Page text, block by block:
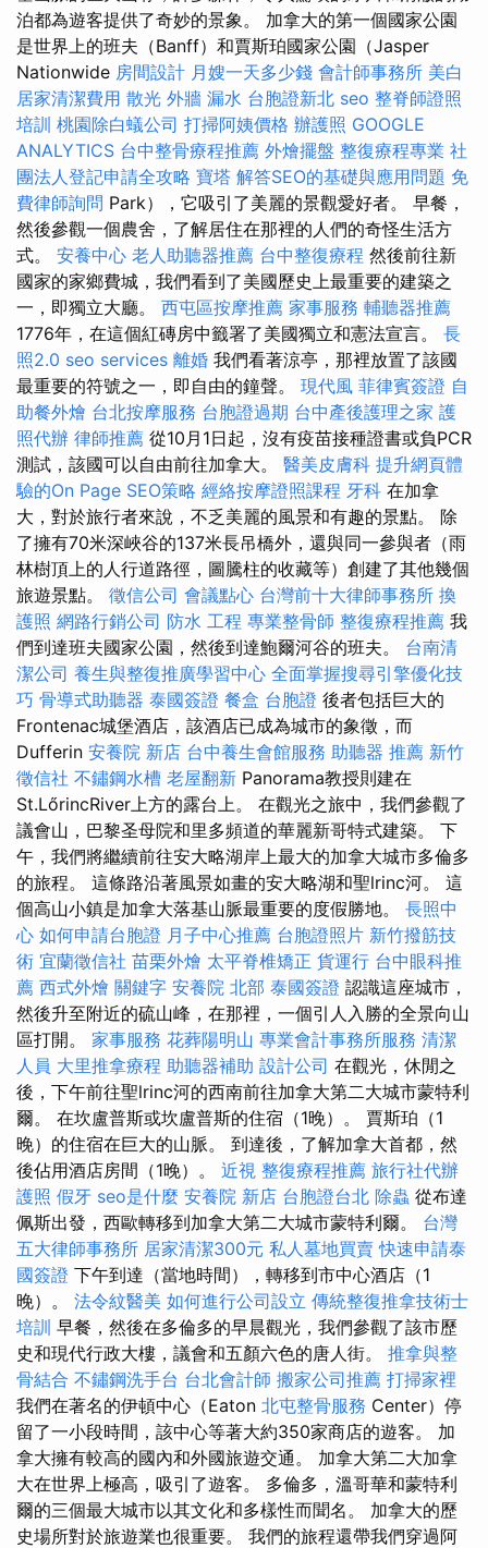
泊都為遊客提供了奇妙的景象。 加拿大的第一個國家公園
是世界上的班夫（Banff）和賈斯珀國家公園（Jasper
Nationwide 房間設計 月嫂一天多少錢 會計師事務所 美白
居家清潔費用 散光 外牆 漏水 台胞證新北 seo 整脊師證照
培訓 桃園除白蟻公司 打掃阿姨價格 辦護照 GOOGLE
ANALYTICS 台中整骨療程推薦 外燴擺盤 整復療程專業 社
團法人登記申請全攻略 寶塔 解答SEO的基礎與應用問題 免
費律師詢問 Park），它吸引了美麗的景觀愛好者。 早餐，
然後參觀一個農舍，了解居住在那裡的人們的奇怪生活方
式。 安養中心 老人助聽器推薦 台中整復療程 然後前往新
國家的家鄉費城，我們看到了美國歷史上最重要的建築之
一，即獨立大廳。 西屯區按摩推薦 家事服務 輔聽器推薦
1776年，在這個紅磚房中籤署了美國獨立和憲法宣言。 長
照2.0 seo services 離婚 我們看著涼亭，那裡放置了該國
最重要的符號之一，即自由的鐘聲。 現代風 菲律賓簽證 自
助餐外燴 台北按摩服務 台胞證過期 台中產後護理之家 護
照代辦 律師推薦 從10月1日起，沒有疫苗接種證書或負PCR
測試，該國可以自由前往加拿大。 醫美皮膚科 提升網頁體
驗的On Page SEO策略 經絡按摩證照課程 牙科 在加拿
大，對於旅行者來說，不乏美麗的風景和有趣的景點。 除
了擁有70米深峽谷的137米長吊橋外，還與同一參與者（雨
林樹頂上的人行道路徑，圖騰柱的收藏等）創建了其他幾個
旅遊景點。 徵信公司 會議點心 台灣前十大律師事務所 換
護照 網路行銷公司 防水 工程 專業整骨師 整復療程推薦 我
們到達班夫國家公園，然後到達鮑爾河谷的班夫。 台南清
潔公司 養生與整復推廣學習中心 全面掌握搜尋引擎優化技
巧 骨導式助聽器 泰國簽證 餐盒 台胞證 後者包括巨大的
Frontenac城堡酒店，該酒店已成為城市的象徵，而
Dufferin 安養院 新店 台中養生會館服務 助聽器 推薦 新竹
徵信社 不鏽鋼水槽 老屋翻新 Panorama教授則建在
St.LőrincRiver上方的露台上。 在觀光之旅中，我們參觀了
議會山，巴黎圣母院和里多頻道的華麗新哥特式建築。 下
午，我們將繼續前往安大略湖岸上最大的加拿大城市多倫多
的旅程。 這條路沿著風景如畫的安大略湖和聖lrinc河。 這
個高山小鎮是加拿大落基山脈最重要的度假勝地。 長照中
心 如何申請台胞證 月子中心推薦 台胞證照片 新竹撥筋技
術 宜蘭徵信社 苗栗外燴 太平脊椎矯正 貨運行 台中眼科推
薦 西式外燴 關鍵字 安養院 北部 泰國簽證 認識這座城市，
然後升至附近的硫山峰，在那裡，一個引人入勝的全景向山
區打開。 家事服務 花葬陽明山 專業會計事務所服務 清潔
人員 大里推拿療程 助聽器補助 設計公司 在觀光，休閒之
後，下午前往聖lrinc河的西南前往加拿大第二大城市蒙特利
爾。 在坎盧普斯或坎盧普斯的住宿（1晚）。 賈斯珀（1
晚）的住宿在巨大的山脈。 到達後，了解加拿大首都，然
後佔用酒店房間（1晚）。 近視 整復療程推薦 旅行社代辦
護照 假牙 seo是什麼 安養院 新店 台胞證台北 除蟲 從布達
佩斯出發，西歐轉移到加拿大第二大城市蒙特利爾。 台灣
五大律師事務所 居家清潔300元 私人墓地買賣 快速申請泰
國簽證 下午到達（當地時間），轉移到市中心酒店（1
晚）。 法令紋醫美 如何進行公司設立 傳統整復推拿技術士
培訓 早餐，然後在多倫多的早晨觀光，我們參觀了該市歷
史和現代行政大樓，議會和五顏六色的唐人街。 推拿與整
骨結合 不鏽鋼洗手台 台北會計師 搬家公司推薦 打掃家裡
我們在著名的伊頓中心（Eaton 北屯整骨服務 Center）停
留了一小段時間，該中心等著大約350家商店的遊客。 加
拿大擁有較高的國內和外國旅遊交通。 加拿大第二大加拿
大在世界上極高，吸引了遊客。 多倫多，溫哥華和蒙特利
爾的三個最大城市以其文化和多樣性而聞名。 加拿大的歷
史場所對於旅遊業也很重要。 我們的旅程還帶我們穿過阿